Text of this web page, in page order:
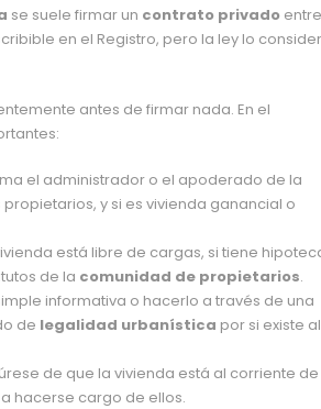
se suele firmar un contrato privado
en el Registro, pero la ley lo
antes de firmar nada. En el
el administrador o el apoderado de la
y si es vivienda ganancial o
está libre de cargas, si tiene
de la comunidad de propietarios.
informativa o hacerlo a través de una
de legalidad urbanística por si existe
de que la vivienda está al corriente de
hacerse cargo de ellos.